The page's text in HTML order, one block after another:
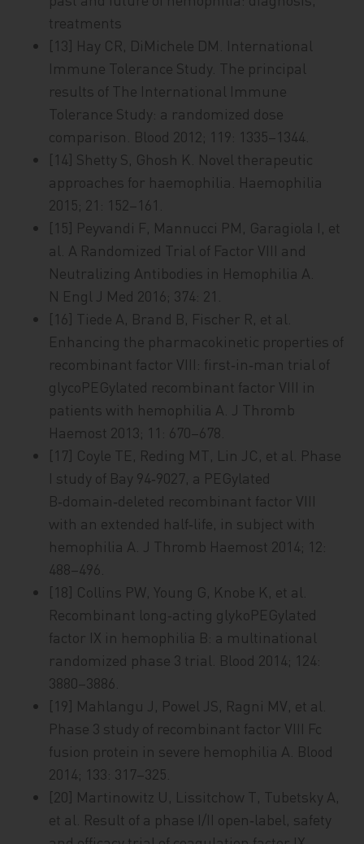
treatments
[13] Hay CR, DiMichele DM. International
Immune Tolerance Study. The principal
results of The International Immune
Tolerance Study: a randomized dose
comparison. Blood 2012; 119: 1335–1344.
[14] Shetty S, Ghosh K. Novel therapeutic
approaches for haemophilia. Haemophilia
2015; 21: 152–161.
[15] Peyvandi F, Mannucci PM, Garagiola I, et
al. A Randomized Trial of Factor VIII and
Neutralizing Antibodies in Hemophilia A.
N Engl J Med 2016; 374: 21.
[16] Tiede A, Brand B, Fischer R, et al.
Enhancing the pharmacokinetic properties of
recombinant factor VIII: first‑in‑man trial of
glycoPEGylated recombinant factor VIII in
patients with hemophilia A. J Thromb
Haemost 2013; 11: 670–678.
[17] Coyle TE, Reding MT, Lin JC, et al. Phase
I study of Bay 94‑9027, a PEGylated
B‑domain‑deleted recombinant factor VIII
with an extended half‑life, in subject with
hemophilia A. J Thromb Haemost 2014; 12:
488–496.
[18] Collins PW, Young G, Knobe K, et al.
Recombinant long‑acting glykoPEGylated
factor IX in hemophilia B: a multinational
randomized phase 3 trial. Blood 2014; 124:
3880–3886.
[19] Mahlangu J, Powel JS, Ragni MV, et al.
Phase 3 study of recombinant factor VIII Fc
fusion protein in severe hemophilia A. Blood
2014; 133: 317–325.
[20] Martinowitz U, Lissitchow T, Tubetsky A,
et al. Result of a phase I/II open‑label, safety